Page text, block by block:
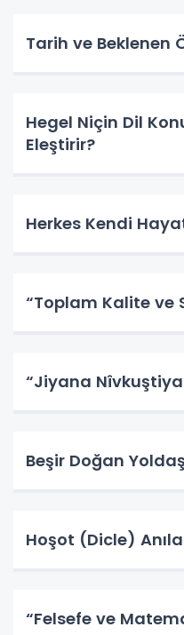
Tarih ve Beklenen
Hegel Niçin Dil
Eleştirir?
Herkes Kendi
“Toplam Kalite ve
“Jiyana
Beşir Doğan
Hoşot (Dicle)
“Felsefe ve